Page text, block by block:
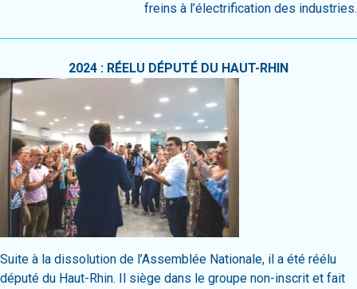
freins à l’électrification des industries.
2024 : RÉELU DÉPUTÉ DU HAUT-RHIN
Suite à la dissolution de l’Assemblée Nationale, il a été réélu
député du Haut-Rhin. Il siège dans le groupe non-inscrit et fait